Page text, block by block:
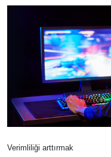
Verimliliği arttırmak